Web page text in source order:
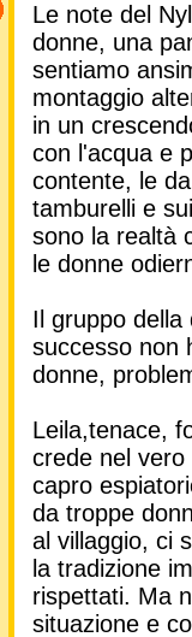
Le note del
donne, una
sentiamo
montaggio
in un
con l'acqua e
contente, le
tamburelli e
sono la realtà
le donne
Il gruppo della
successo non
donne,
Leila,tenace,
crede nel
capro
da troppe
al villaggio, ci
la tradizione
rispettati. Ma
situazione e